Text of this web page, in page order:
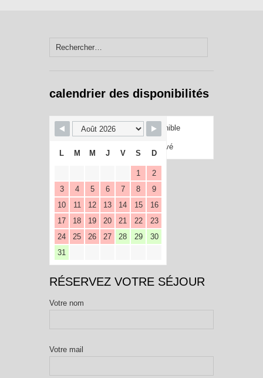
Rechercher :
calendrier des disponibilités
Disponible
Réservé
L M M J V S D
1
2
3
4 5 6 7 8
9
10
11 12 13 14 15
16
17
18 19 20 21 22
23
24
25 26 27 28 29
30
31
RÉSERVEZ VOTRE SÉJOUR
Votre nom
Votre mail